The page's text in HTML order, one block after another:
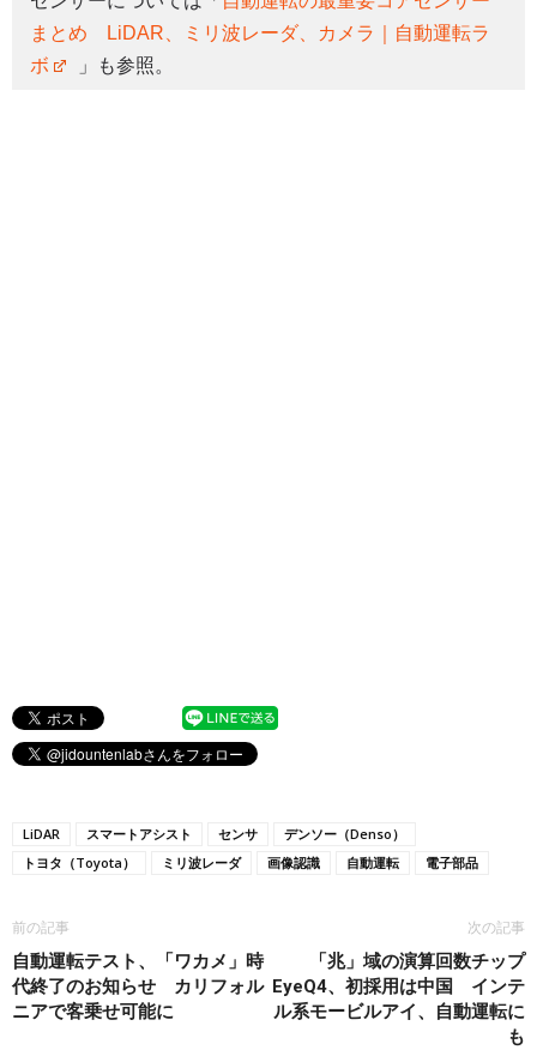
まとめ LiDAR、ミリ波レーダ、カメラ｜自動運転ラ
ボ
」も参照。
LiDAR スマートアシスト センサ
デンソー（Denso）
トヨタ（Toyota）
ミリ波レーダ 画像認識 自動運転 電子部品
前の記事
自動運転テスト、「ワカメ」時
代終了のお知らせ カリフォル
ニアで客乗せ可能に
次の記事
「兆」域の演算回数チップ
EyeQ4、初採用は中国 インテ
ル系モービルアイ、自動運転に
も